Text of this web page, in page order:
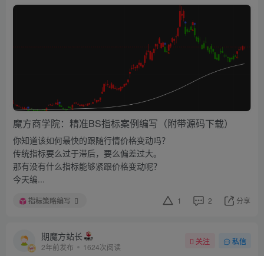
魔方商学院：精准BS指标案例编写（附带源码下载）
你知道该如何最快的跟随行情价格变动吗？
传统指标要么过于滞后，要么偏差过大。
那有没有什么指标能够紧跟价格变动呢？
今天编...
指标策略编写 1 2 分享
期魔方站长
2年前发布 1624次阅读
关注 私信